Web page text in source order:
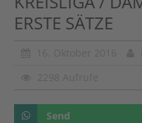
ERSTE SÄTZE
Send